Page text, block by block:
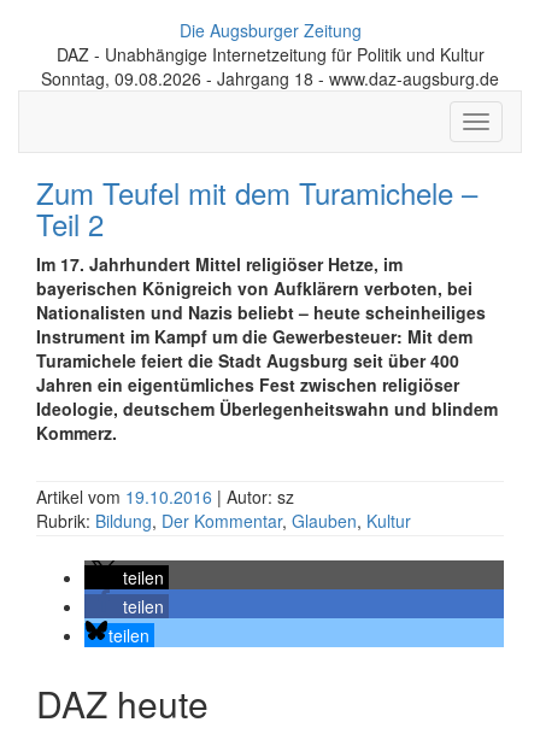
Die Augsburger Zeitung
DAZ - Unabhängige Internetzeitung für Politik und Kultur
Sonntag, 09.08.2026 - Jahrgang 18 - www.daz-augsburg.de
Toggle
Zum Teufel mit dem Turamichele –
Teil 2
Im 17. Jahrhundert Mittel religiöser Hetze, im
bayerischen Königreich von Aufklärern verboten, bei
Nationalisten und Nazis beliebt – heute scheinheiliges
Instrument im Kampf um die Gewerbesteuer: Mit dem
Turamichele feiert die Stadt Augsburg seit über 400
Jahren ein eigentümliches Fest zwischen religiöser
Ideologie, deutschem Überlegenheitswahn und blindem
Kommerz.
Artikel vom 19.10.2016 | Autor: sz
Rubrik: Bildung, Der Kommentar, Glauben, Kultur
teilen
teilen
teilen
DAZ heute